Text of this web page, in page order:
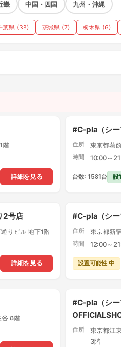
畿 中国・四国 九州・沖縄
千葉県 (33) 茨城県 (7) 栃木県 (6)
階
詳細を見る
#C-pla（シー
住所 東京都葛
時間 10:00～
台数: 1581台 設
2号店
りビル 地下1階
詳細を見る
#C-pla（シー
住所 東京都新
時間 12:00～
設置可能性 中
谷 8階
#C-pla（シー
住所
東京都江
3階